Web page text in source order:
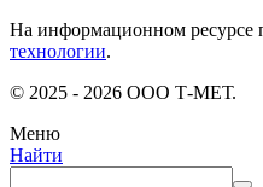
На информационном ресурсе
технологии.
© 2025 - 2026 ООО Т-МЕТ.
Меню
Найти